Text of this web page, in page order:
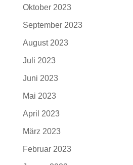
Oktober 2023
September 2023
August 2023
Juli 2023
Juni 2023
Mai 2023
April 2023
März 2023
Februar 2023